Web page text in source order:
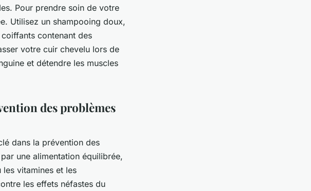
Pour prendre soin de votre
Utilisez un shampooing doux,
contenant des
votre cuir chevelu lors de
et détendre les muscles
des problèmes
dans la prévention des
une alimentation équilibrée,
vitamines et les
les effets néfastes du